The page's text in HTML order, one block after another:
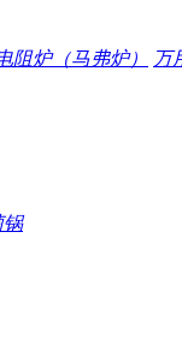
阻炉（马弗炉） 万
锅